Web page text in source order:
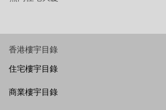
香港樓宇目錄
住宅樓宇目錄
商業樓宇目錄